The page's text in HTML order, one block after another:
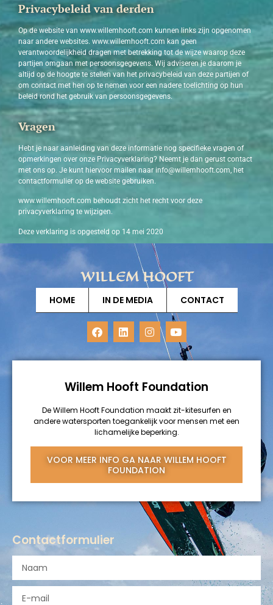
Privacybeleid van derden
Op de website van www.willemhooft.com kunnen links zijn opgenomen
naar andere websites. www.willemhooft.com kan geen
verantwoordelijkheid dragen met betrekking tot de wijze waarop deze
partijen omgaan met persoonsgegevens. Wij adviseren je daarom je
altijd op de hoogte te stellen van het privacybeleid van deze partijen of
om contact met hen op te nemen voor een nadere toelichting op hun
beleid rond het gebruik van persoonsgegevens.
Vragen
Hebt je naar aanleiding van deze informatie nog specifieke vragen of
opmerkingen over onze Privacyverklaring? Neemt je dan gerust contact
met ons op. Je kunt hiervoor mailen naar info@willemhooft.com, het
contactformulier op de website gebruiken.
www.willemhooft.com behoudt zicht het recht voor deze
privacyverklaring te wijzigen.
Deze verklaring is opgesteld op 14 mei 2020
WILLEM HOOFT
HOME IN DE MEDIA CONTACT
Willem Hooft Foundation
De Willem Hooft Foundation maakt zit-kitesurfen en
andere watersporten toegankelijk voor mensen met een
lichamelijke beperking.
VOOR MEER INFO GA NAAR WILLEM HOOFT
FOUNDATION
Contactformulier